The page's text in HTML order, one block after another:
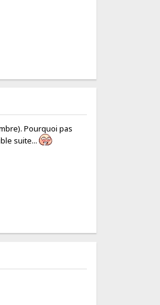
Pourquoi pas
suite...